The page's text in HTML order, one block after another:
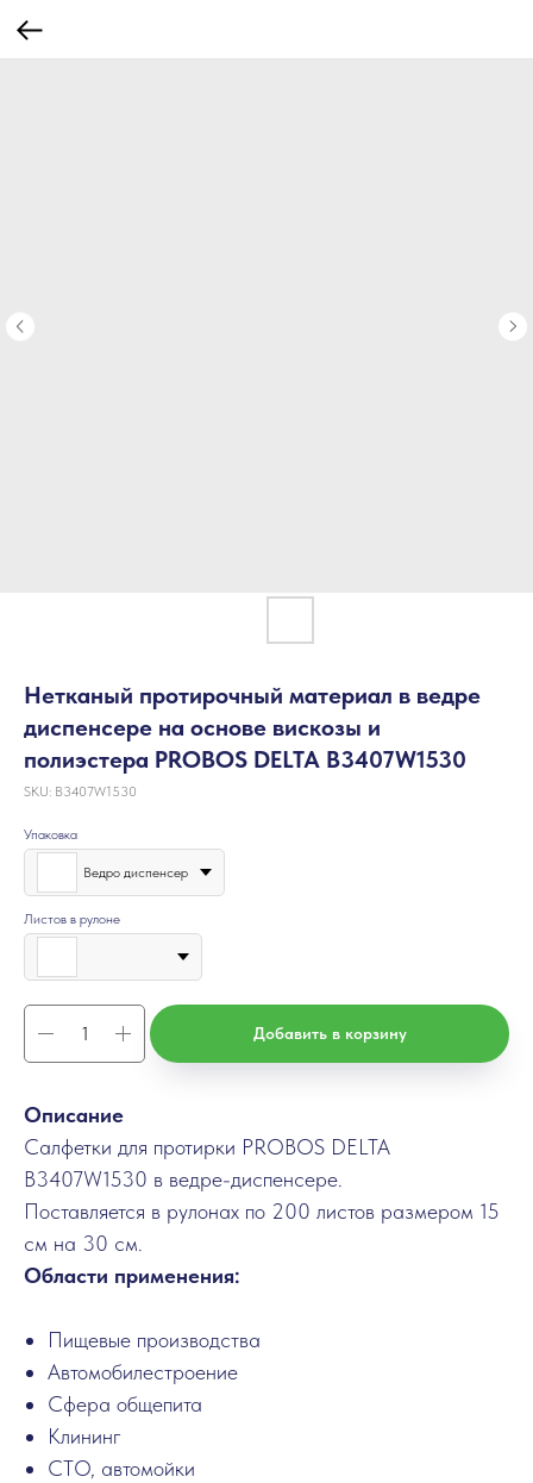
Нетканый протирочный материал в ведре
диспенсере на основе вискозы и
полиэстера PROBOS DELTA B3407W1530
SKU: B3407W1530
Упаковка
Ведро диспенсер
Листов в рулоне
Добавить в корзину
Описание
Салфетки для протирки PROBOS DELTA
B3407W1530 в ведре-диспенсере.
Поставляется в рулонах по 200 листов размером 15
см на 30 см.
Области применения:
Пищевые производства
Автомобилестроение
Сфера общепита
Клининг
СТО, автомойки